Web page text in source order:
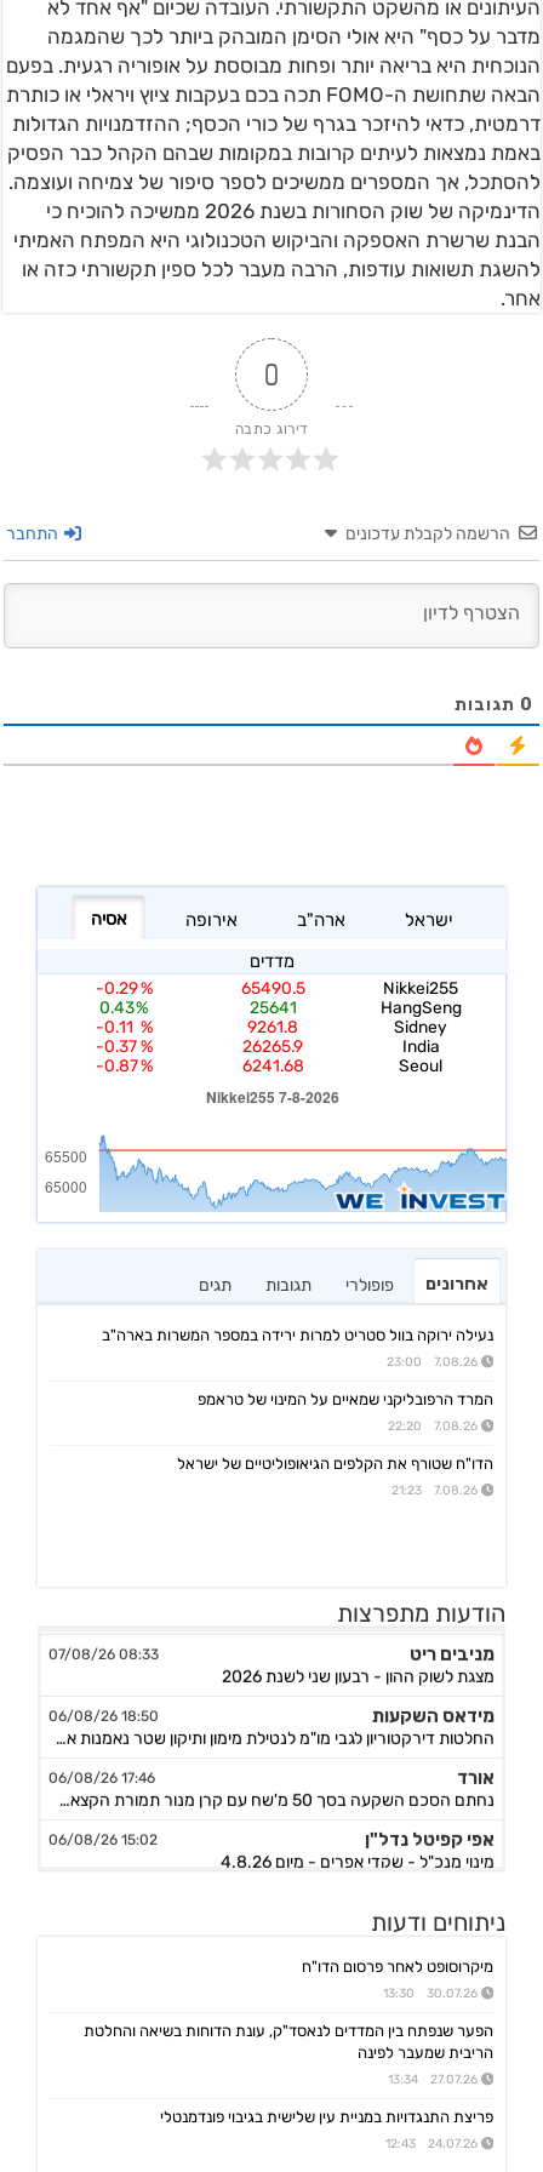
העיתונים או מהשקט התקשורתי. העובדה שכיום "אף אחד לא
מדבר על כסף" היא אולי הסימן המובהק ביותר לכך שהמגמה
הנוכחית היא בריאה יותר ופחות מבוססת על אופוריה רגעית. בפעם
הבאה שתחושת ה-FOMO תכה בכם בעקבות ציוץ ויראלי או כותרת
דרמטית, כדאי להיזכר בגרף של כורי הכסף; ההזדמנויות הגדולות
באמת נמצאות לעיתים קרובות במקומות שבהם הקהל כבר הפסיק
להסתכל, אך המספרים ממשיכים לספר סיפור של צמיחה ועוצמה.
הדינמיקה של שוק הסחורות בשנת 2026 ממשיכה להוכיח כי
הבנת שרשרת האספקה והביקוש הטכנולוגי היא המפתח האמיתי
להשגת תשואות עודפות, הרבה מעבר לכל ספין תקשורתי כזה או
אחר.
0
דירוג כתבה
הרשמה לקבלת עדכונים התחבר
0 תגובות
אחרונים פופולרי תגובות תגים
נעילה ירוקה בוול סטריט למרות ירידה במספר המשרות בארה"ב
7.08.26 23:00
המרד הרפובליקני שמאיים על המינוי של טראמפ
7.08.26 22:20
הדו"ח שטורף את הקלפים הגיאופוליטיים של ישראל
7.08.26 21:23
הודעות מתפרצות
מניבים ריט 08:33 07/08/26
מצגת לשוק ההון - רבעון שני לשנת 2026
מידאס השקעות 18:50 06/08/26
אורד 17:46 06/08/26
אפי קפיטל נדל"ן 15:02 06/08/26
מינוי מנכ"ל - שקדי אפרים - מיום 4.8.26
הגשת בקשה להקמת בנק Nayax America בארה"ב
לייבפרסון
הצגת הצעת רכישת החברה ע"י SOUNDHOUND AI
אפולו פאוור
ג'ין טכנולוגיות
ניתוחים ודעות
מיקרוסופט לאחר פרסום הדו"ח
30.07.26 13:30
הפער שנפתח בין המדדים לנאסד"ק, עונת הדוחות בשיאה והחלטת
הריבית שמעבר לפינה
27.07.26 13:34
פריצת התנגדויות במניית עין שלישית בגיבוי פונדמנטלי
24.07.26 12:43